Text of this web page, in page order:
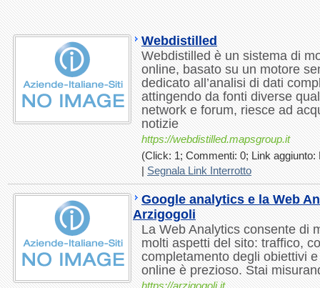
Webdistilled
Webdistilled è un sistema di
online, basato su un motore
dedicato all’analisi di dati
attingendo da fonti diverse
network e forum, riesce ad
notizie
https://webdistilled.mapsgroup.it
(Click: 1; Commenti: 0; Link aggiunto:
|Segnala Link Interrotto
Google analytics e la Web
Arzigogoli
La Web Analytics consente di
molti aspetti del sito: traffico,
completamento degli obiettivi
online è prezioso. Stai